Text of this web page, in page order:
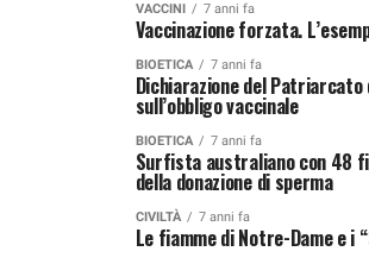
VACCINI 7 anni fa
Vaccinazione forzata.
BIOETICA 7 anni fa
Dichiarazione del Patriarcato
sull’obbligo vaccinale
BIOETICA 7 anni fa
Surfista australiano con 48
della donazione di sperma
CIVILTÀ 7 anni fa
Le fiamme di Notre-Dame e i